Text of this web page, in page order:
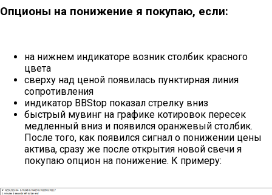
Опционы на понижение я покупаю, если:
на нижнем индикаторе возник столбик красного
цвета
сверху над ценой появилась пунктирная линия
сопротивления
индикатор BBStop показал стрелку вниз
быстрый мувинг на графике котировок пересек
медленный вниз и появился оранжевый столбик.
После того, как появился сигнал о понижении цены
актива, сразу же после открытия новой свечи я
покупаю опцион на понижение. К примеру: